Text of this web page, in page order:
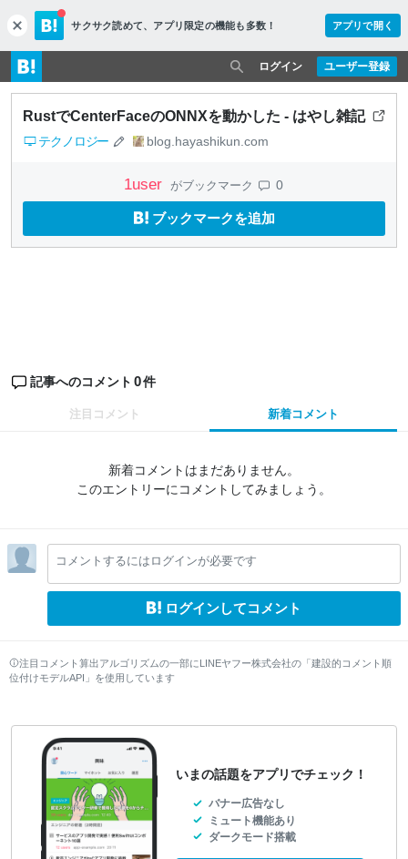
c
l
o
s
e
サクサク読めて、 アプリ限定の機能も多数！ アプリで開く
ユーザー登録
ログイン
RustでCenterFaceのONNXを動かした - はやし雑記
テクノロジー blog.hayashikun.com
1user がブックマーク 0
ブックマークを追加
記事へのコメント 0件
注目コメント 新着コメント
新着コメントはまだありません。
このエントリーにコメントしてみましょう。
コメントするにはログインが必要です
ログインしてコメント
注目コメント算出アルゴリズムの一部にLINEヤフー株式会社の「建設的コメント順
位付けモデルAPI」を使用しています
いまの話題をアプリでチェック！
バナー広告なし
ミュート機能あり
ダークモード搭載